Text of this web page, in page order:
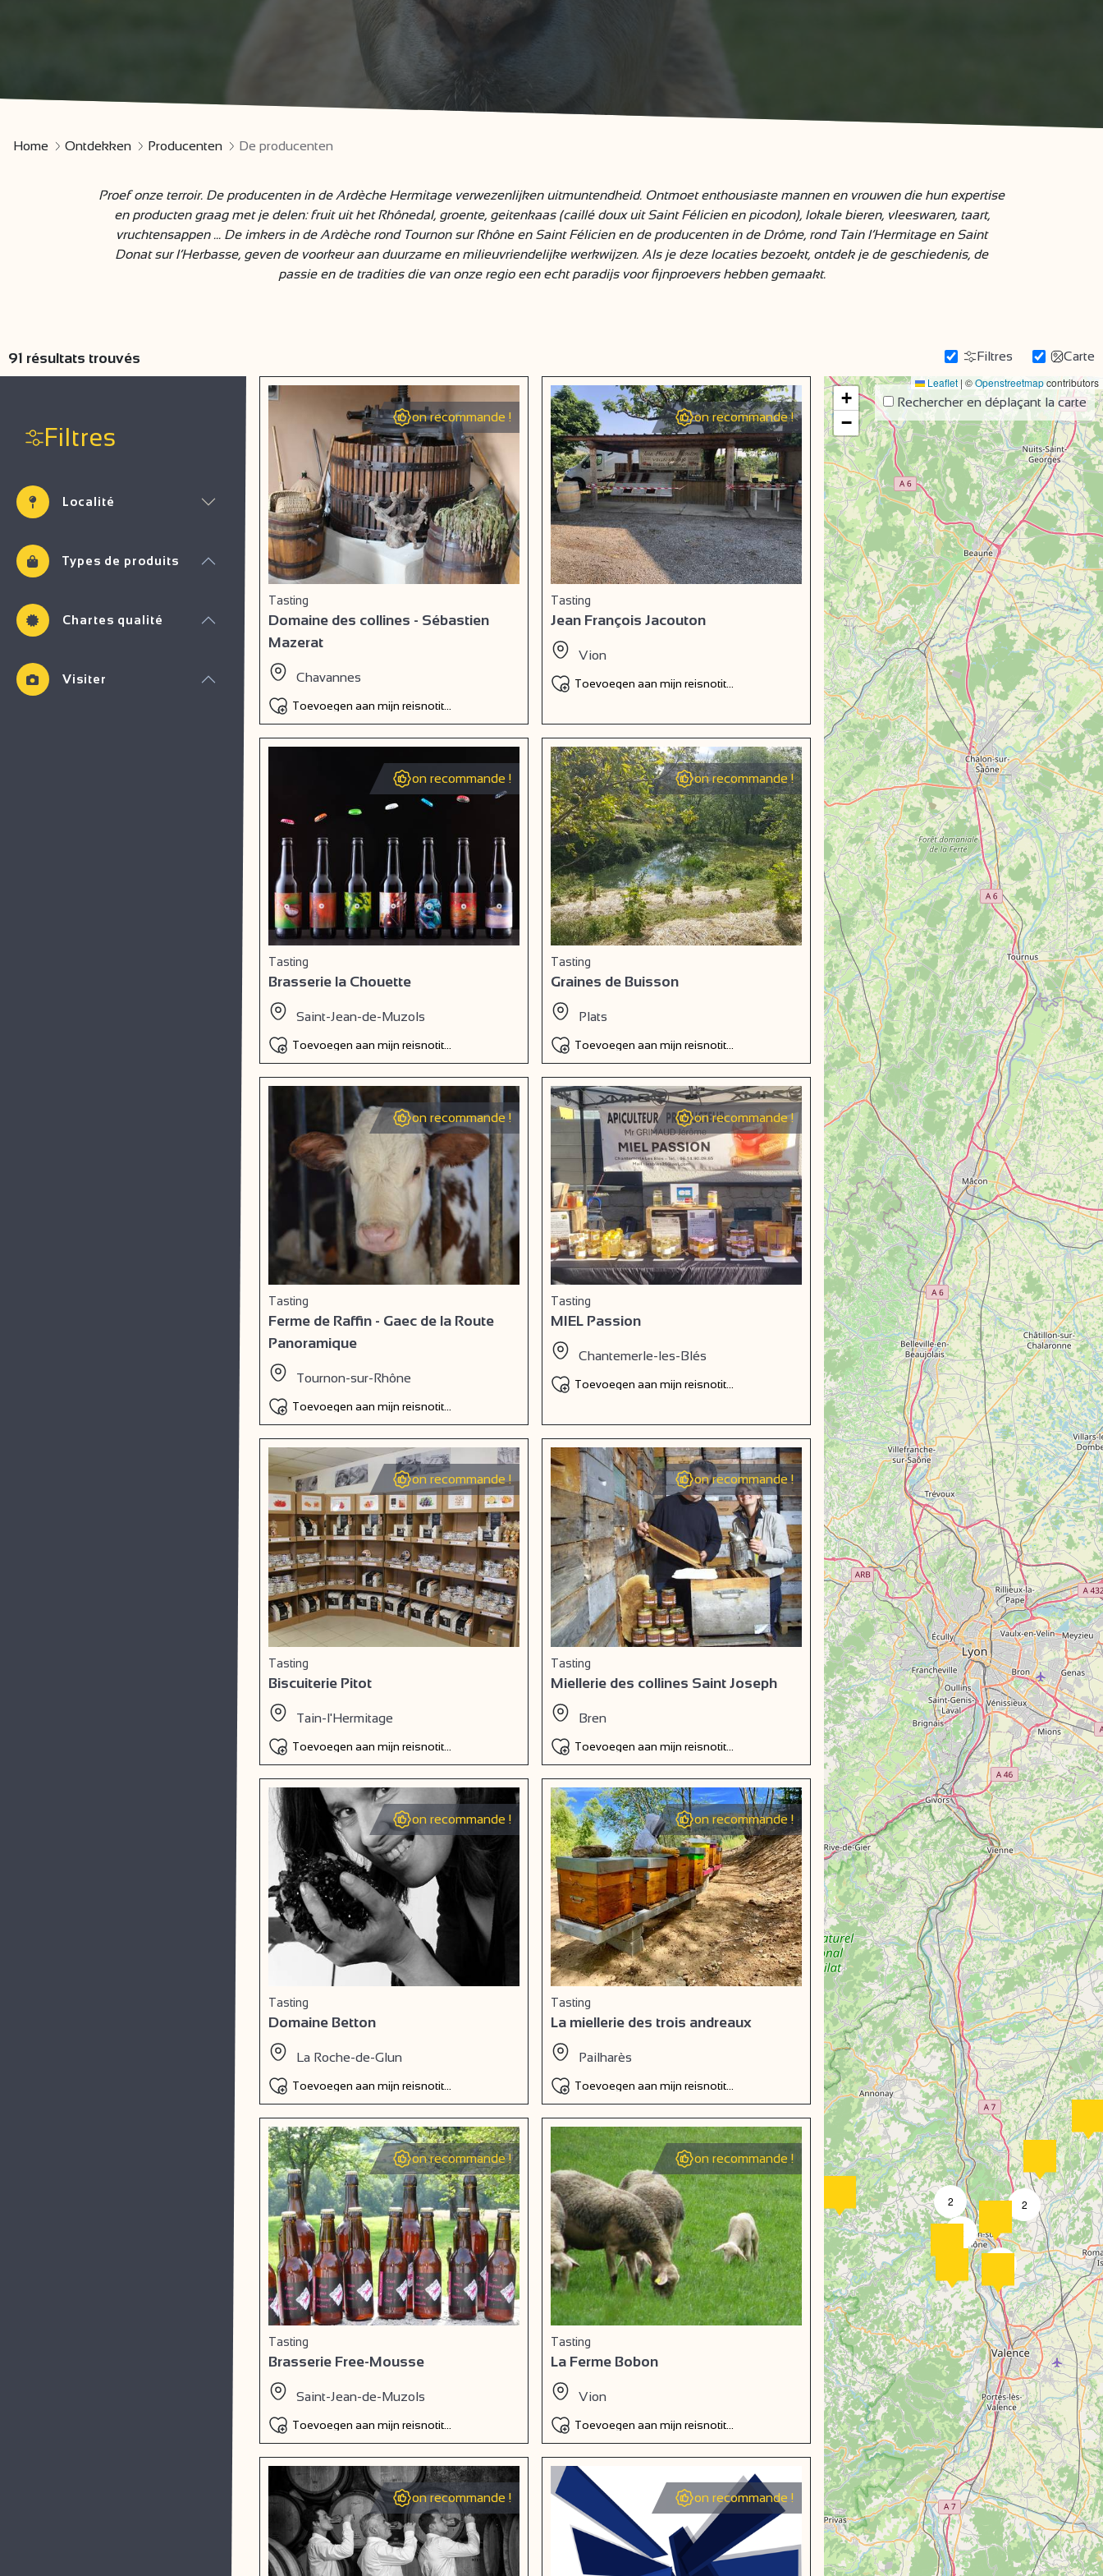
Home Ontdekken Producenten De producenten
Proef onze terroir. De producenten in de Ardèche Hermitage verwezenlijken uitmuntendheid. Ontmoet enthousiaste mannen en vrouwen die hun expertise
en producten graag met je delen: fruit uit het Rhônedal, groente, geitenkaas (caillé doux uit Saint Félicien en picodon), lokale bieren, vleeswaren, taart,
vruchtensappen ... De imkers in de Ardèche rond Tournon sur Rhône en Saint Félicien en de producenten in de Drôme, rond Tain l’Hermitage en Saint
Donat sur l’Herbasse, geven de voorkeur aan duurzame en milieuvriendelijke werkwijzen. Als je deze locaties bezoekt, ontdek je de geschiedenis, de
passie en de tradities die van onze regio een echt paradijs voor fijnproevers hebben gemaakt.
Filtres Carte
Filtres
Localité
Types de produits
Chartes qualité
Visiter
91 résultats trouvés
on recommande !
Tasting
Domaine des collines - Sébastien
Mazerat
Chavannes
Toevoegen aan mijn reisnotitieboek
on recommande !
Tasting
Jean François Jacouton
Vion
Toevoegen aan mijn reisnotitieboek
on recommande !
Tasting
Brasserie la Chouette
Saint-Jean-de-Muzols
Toevoegen aan mijn reisnotitieboek
on recommande !
Tasting
Graines de Buisson
Plats
Toevoegen aan mijn reisnotitieboek
on recommande !
Tasting
Ferme de Raffin - Gaec de la Route
Panoramique
Tournon-sur-Rhône
Toevoegen aan mijn reisnotitieboek
on recommande !
Tasting
MIEL Passion
Chantemerle-les-Blés
Toevoegen aan mijn reisnotitieboek
on recommande !
Tasting
Biscuiterie Pitot
Tain-l'Hermitage
Toevoegen aan mijn reisnotitieboek
on recommande !
Tasting
Miellerie des collines Saint Joseph
Bren
Toevoegen aan mijn reisnotitieboek
on recommande !
Tasting
Domaine Betton
La Roche-de-Glun
Toevoegen aan mijn reisnotitieboek
on recommande !
Tasting
La miellerie des trois andreaux
Pailharès
Toevoegen aan mijn reisnotitieboek
on recommande !
Tasting
Brasserie Free-Mousse
Saint-Jean-de-Muzols
Toevoegen aan mijn reisnotitieboek
on recommande !
Tasting
La Ferme Bobon
Vion
Toevoegen aan mijn reisnotitieboek
on recommande ! on recommande !
Rechercher en déplaçant la carte
2
2
+
−
Leaflet | ©Openstreetmapcontributors